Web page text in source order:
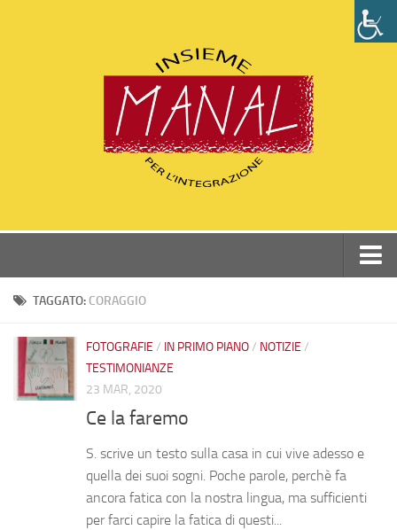
Perchè Manal
Statuto e Dati associazione
Le volontarie
La scuola
TAGGATO: CORAGGIO
FOTOGRAFIE / IN PRIMO PIANO/ NOTIZIE /
TESTIMONIANZE
23 MAR, 2020
Ce la faremo
S. scrive un testo sulla casa in cui vive adesso e
quella dei suoi sogni. Poche parole, perchè fa
ancora fatica con la nostra lingua, ma sufficienti
per farci capire la fatica di questi...